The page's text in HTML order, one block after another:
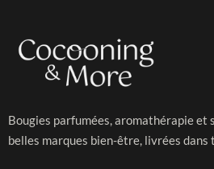
Bougies parfumées, aromathérapie et
belles marques bien-être, livrées dans